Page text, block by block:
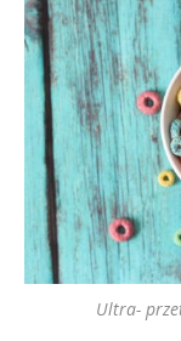
Ultra-